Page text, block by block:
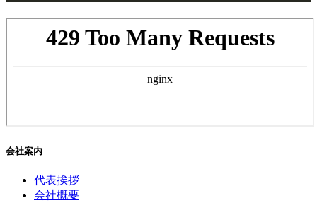
会社案内
代表挨拶
会社概要